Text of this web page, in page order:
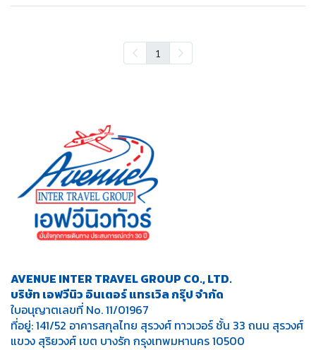
1
AVENUE INTER TRAVEL GROUP CO., LTD.
บริษัท เอฟวีนิว อินเตอร์ แทรเวิล กรุ๊ป จำกัด
ใบอนุญาตเลขที่ No. 11/01967
ที่อยู่: 141/52 อาคารสกุลไทย สุรวงศ์ ทาวเวอร์ ชั้น 33 ถนน สุรวงศ์
แขวง สุริยวงศ์ เขต บางรัก กรุงเทพมหานคร 10500